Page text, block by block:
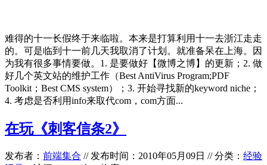
难得的十一长假终于来临啦。本来是打算利用十一去浙江走走
的。可是临到十一前几天我取消了计划。就准备呆在上海。因
为我有很多事情要做。1. 是要做好【微博之博】的更新；2. 做
好几个英文站的维护工作（Best AntiVirus Program;PDF
Toolkit；Best CMS system）；3. 开始寻找新的keyword niche；
4. 考虑是否利用info来取代com，com方面...
在玩《刺客信条2》
发布者： 前端集合 // 发布时间：2010年05月09日 //分类： 经验